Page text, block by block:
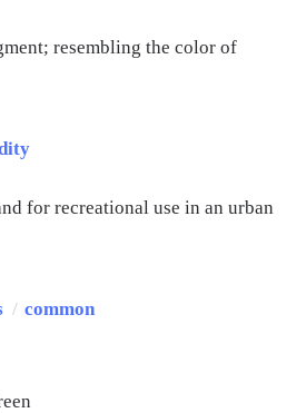
resembling the color of
for recreational use in an urban
/ common